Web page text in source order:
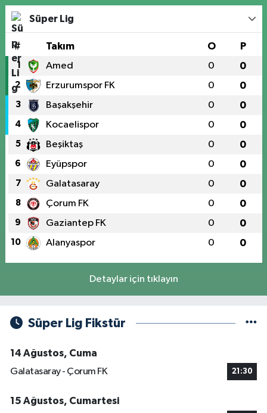
Süper Lig
# Takım O P
1 Amed 0 0
2 Erzurumspor FK 0 0
3 Başakşehir 0 0
4 Kocaelispor 0 0
5 Beşiktaş 0 0
6 Eyüpspor 0 0
7 Galatasaray 0 0
8 Çorum FK 0 0
9 Gaziantep FK 0 0
10 Alanyaspor 0 0
Detaylar için tıklayın
Süper Lig Fikstür
14 Ağustos, Cuma
Galatasaray - Çorum FK
21:30
15 Ağustos, Cumartesi